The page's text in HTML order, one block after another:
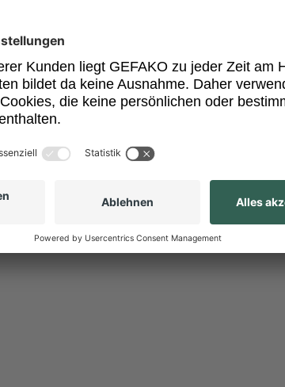
der die drei Ehinger Innenstadt-Brauereien –